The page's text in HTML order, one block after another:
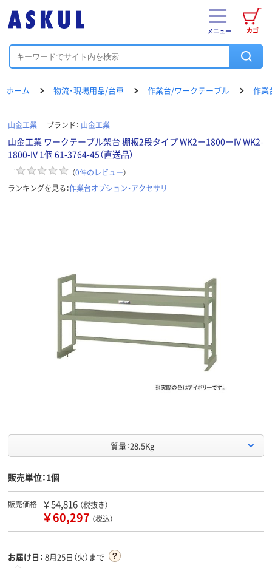
カゴ
メニュー
ホーム 物流・現場用品/台車 作業台/ワークテーブル 作業
山金工業 ブランド： 山金工業
山金工業 ワークテーブル架台 棚板2段タイプ WK2ー1800ーIV WK2-
1800-IV 1個 61-3764-45（直送品）
（0件のレビュー）
ランキングを見る：作業台オプション・アクセサリ
質量：28.5Kg
販売単位：1個
販売価格 ￥54,816 （税抜き）
￥60,297 （税込）
お届け日： 8月25日（火）まで